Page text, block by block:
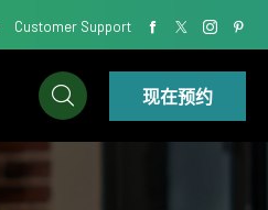
Customer Support
现在预约